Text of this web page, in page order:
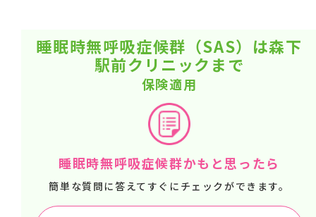
睡眠時無呼吸症候群（SAS）は森下
駅前クリニックまで
保険適用
睡眠時無呼吸症候群かもと思ったら
簡単な質問に答えてすぐにチェックができます。